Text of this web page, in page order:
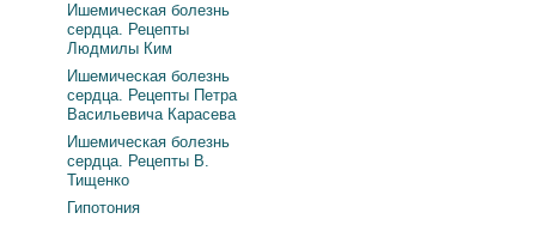
Ишемическая болезнь
сердца. Рецепты
Людмилы Ким
Ишемическая болезнь
сердца. Рецепты Петра
Васильевича Карасева
Ишемическая болезнь
сердца. Рецепты В.
Тищенко
Гипотония